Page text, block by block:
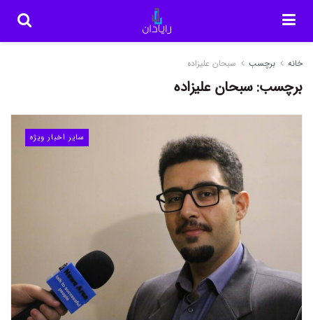
خانه برچسب سبحان علیزاده
برچسب:سبحان علیزاده
سایر اخبار ویژه